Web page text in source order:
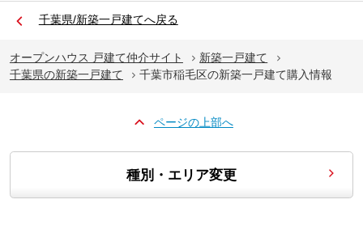
千葉県/新築一戸建てへ戻る
オープンハウス 戸建て仲介サイト
新築一戸建て
千葉県の新築一戸建て
千葉市稲毛区の新築一戸建て購入情報
ページの上部へ
種別・エリア変更